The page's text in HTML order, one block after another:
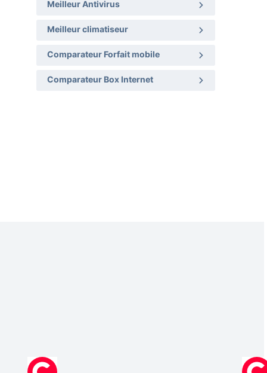
Meilleur Antivirus
Meilleur climatiseur
Comparateur Forfait mobile
Comparateur Box Internet